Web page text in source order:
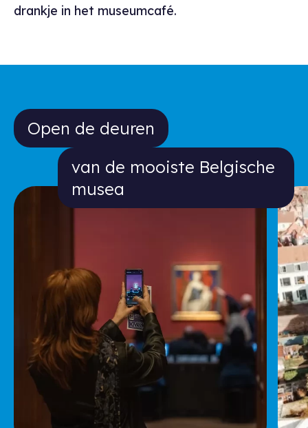
drankje in het museumcafé.
Open de deuren van de mooiste
Open de deuren
van de mooiste Belgische
musea